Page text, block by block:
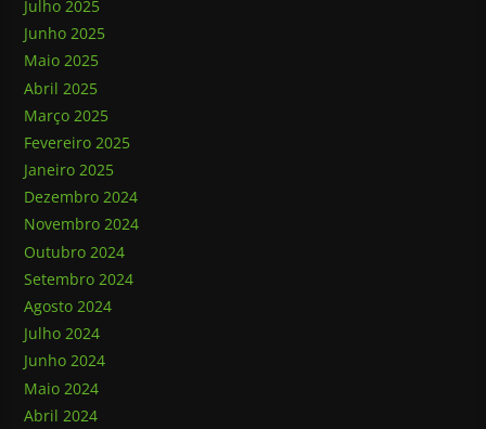
Julho 2025
Junho 2025
Maio 2025
Abril 2025
Março 2025
Fevereiro 2025
Janeiro 2025
Dezembro 2024
Novembro 2024
Outubro 2024
Setembro 2024
Agosto 2024
Julho 2024
Junho 2024
Maio 2024
Abril 2024